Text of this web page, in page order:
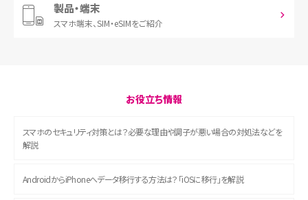
製品・端末
スマホ端末、SIM・eSIMをご紹介
お役立ち情報
スマホのセキュリティ対策とは？必要な理由や調子が悪い場合の対処法などを
解説
AndroidからiPhoneへデータ移行する方法は？「iOSに移行」を解説